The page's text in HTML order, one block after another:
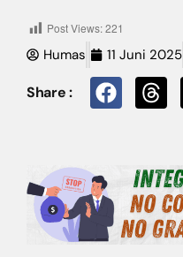
Post Views:221
Humas 11 Juni 2025
Share :